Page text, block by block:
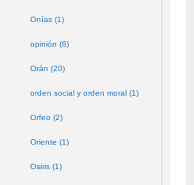
Onías (1)
opinión (6)
Orán (20)
orden social y orden moral (1)
Orfeo (2)
Oriente (1)
Osiris (1)